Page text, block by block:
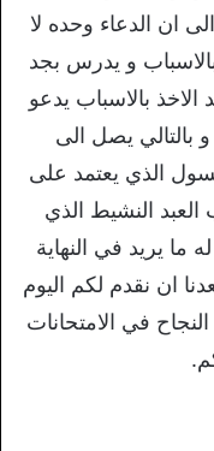
ان الدعاء وحده لا
و يدرس بجد
بالاسباب يدعو
بالتالي يصل الى
الذي يعتمد على
العبد النشيط الذي
ما يريد في النهاية
ان نقدم لكم اليوم
في الامتحانات